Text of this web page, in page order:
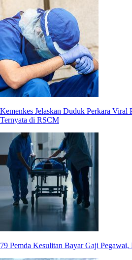
Kemenkes Jelaskan Duduk Perkara Viral
Ternyata di RSCM
79 Pemda Kesulitan Bayar Gaji Pegawai,